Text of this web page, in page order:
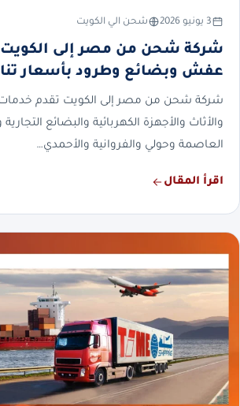
3 يونيو 2026 شحن الي الكويت
شركة شحن من مصر إلى
عفش وبضائع وطرود بأسعار
شركة شحن من مصر إلى الكويت تقدم
والأثاث والأجهزة الكهربائية والبضائع
العاصمة وحولي والفروانية والأحمدي…
اقرأ المقال